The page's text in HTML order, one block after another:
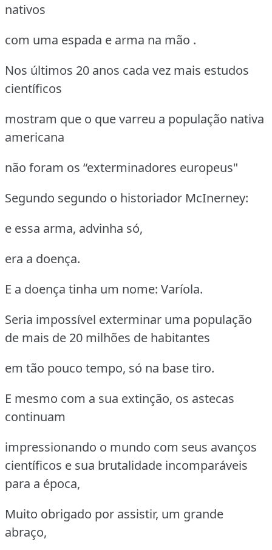
nativos
com uma espada e arma na mão .
Nos últimos 20 anos cada vez mais estudos
científicos
mostram que o que varreu a população nativa
americana
não foram os “exterminadores europeus"
Segundo segundo o historiador McInerney:
e essa arma, advinha só,
era a doença.
E a doença tinha um nome: Varíola.
Seria impossível exterminar uma população
de mais de 20 milhões de habitantes
em tão pouco tempo, só na base tiro.
E mesmo com a sua extinção, os astecas
continuam
impressionando o mundo com seus avanços
científicos e sua brutalidade incomparáveis
para a época,
Muito obrigado por assistir, um grande
abraço,